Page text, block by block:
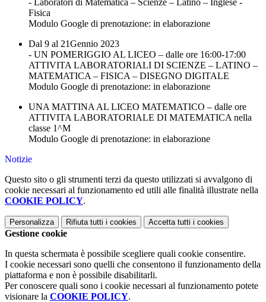
Fisica
Modulo Google di prenotazione: in elaborazione
Dal 9 al 21Gennio 2023
- UN POMERIGGIO AL LICEO – dalle ore 16:00-17:00
ATTIVITA LABORATORIALI DI SCIENZE – LATINO –
MATEMATICA – FISICA – DISEGNO DIGITALE
Modulo Google di prenotazione: in elaborazione
UNA MATTINA AL LICEO MATEMATICO – dalle ore
ATTIVITA LABORATORIALE DI MATEMATICA nella
classe 1^M
Modulo Google di prenotazione: in elaborazione
Notizie
Questo sito o gli strumenti terzi da questo utilizzati si avvalgono di
cookie necessari al funzionamento ed utili alle finalità illustrate nella
COOKIE POLICY.
Personalizza Rifiuta tutti i cookies Accetta tutti i cookies
Gestione cookie
In questa schermata è possibile scegliere quali cookie consentire.
I cookie necessari sono quelli che consentono il funzionamento della
piattaforma e non è possibile disabilitarli.
Per conoscere quali sono i cookie necessari al funzionamento potete
visionare la COOKIE POLICY.